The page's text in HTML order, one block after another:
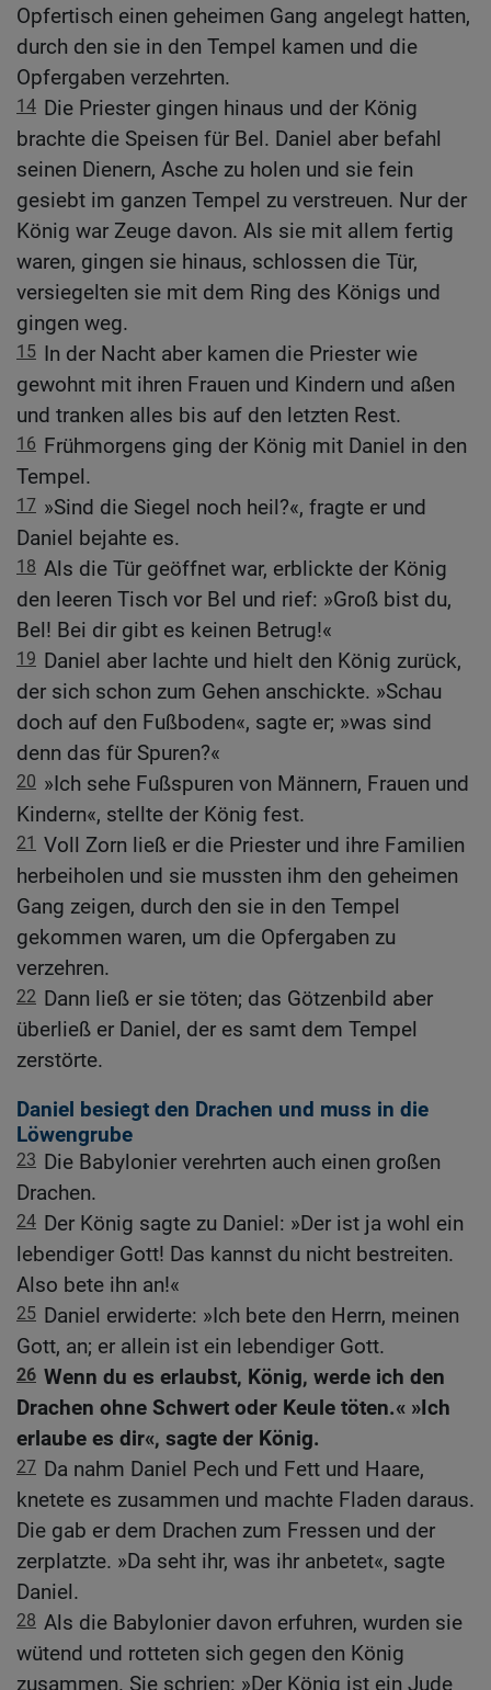
Opfertisch einen geheimen Gang angelegt hatten,
durch den sie in den Tempel kamen und die
Opfergaben verzehrten.
14 Die Priester gingen hinaus und der König
brachte die Speisen für Bel. Daniel aber befahl
seinen Dienern, Asche zu holen und sie fein
gesiebt im ganzen Tempel zu verstreuen. Nur der
König war Zeuge davon. Als sie mit allem fertig
waren, gingen sie hinaus, schlossen die Tür,
versiegelten sie mit dem Ring des Königs und
gingen weg.
15 In der Nacht aber kamen die Priester wie
gewohnt mit ihren Frauen und Kindern und aßen
und tranken alles bis auf den letzten Rest.
16 Frühmorgens ging der König mit Daniel in den
Tempel.
17 »Sind die Siegel noch heil?«, fragte er und
Daniel bejahte es.
18 Als die Tür geöffnet war, erblickte der König
den leeren Tisch vor Bel und rief: »Groß bist du,
Bel! Bei dir gibt es keinen Betrug!«
19 Daniel aber lachte und hielt den König zurück,
der sich schon zum Gehen anschickte. »Schau
doch auf den Fußboden«, sagte er; »was sind
denn das für Spuren?«
20 »Ich sehe Fußspuren von Männern, Frauen und
Kindern«, stellte der König fest.
21 Voll Zorn ließ er die Priester und ihre Familien
herbeiholen und sie mussten ihm den geheimen
Gang zeigen, durch den sie in den Tempel
gekommen waren, um die Opfergaben zu
verzehren.
22 Dann ließ er sie töten; das Götzenbild aber
überließ er Daniel, der es samt dem Tempel
zerstörte.
Daniel besiegt den Drachen und muss in die
Löwengrube
23 Die Babylonier verehrten auch einen großen
Drachen.
24 Der König sagte zu Daniel: »Der ist ja wohl ein
lebendiger Gott! Das kannst du nicht bestreiten.
Also bete ihn an!«
25 Daniel erwiderte: »Ich bete den Herrn, meinen
Gott, an; er allein ist ein lebendiger Gott.
26 Wenn du es erlaubst, König, werde ich den
Drachen ohne Schwert oder Keule töten.« »Ich
erlaube es dir«, sagte der König.
27 Da nahm Daniel Pech und Fett und Haare,
knetete es zusammen und machte Fladen daraus.
Die gab er dem Drachen zum Fressen und der
zerplatzte. »Da seht ihr, was ihr anbetet«, sagte
Daniel.
28 Als die Babylonier davon erfuhren, wurden sie
wütend und rotteten sich gegen den König
zusammen. Sie schrien: »Der König ist ein Jude